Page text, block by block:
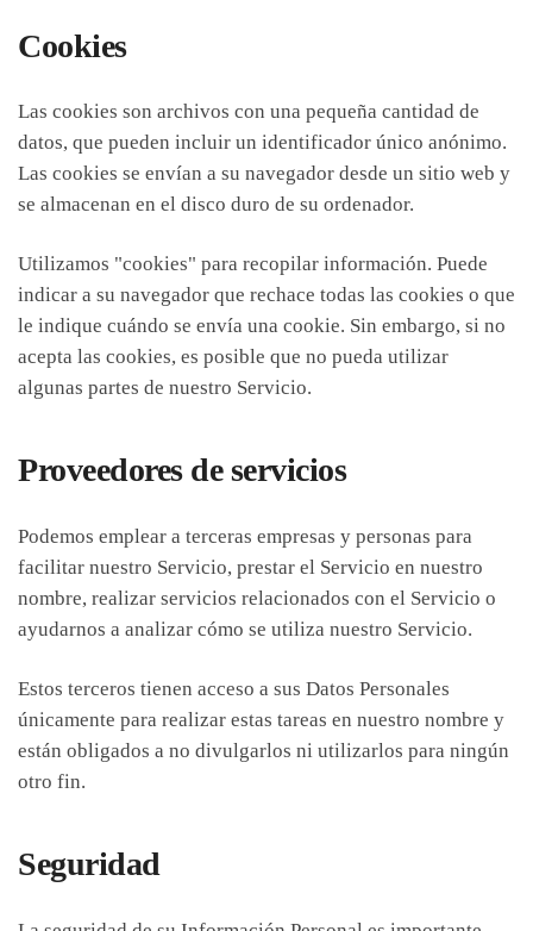
Cookies
Las cookies son archivos con una pequeña cantidad de
datos, que pueden incluir un identificador único anónimo.
Las cookies se envían a su navegador desde un sitio web y
se almacenan en el disco duro de su ordenador.
Utilizamos "cookies" para recopilar información. Puede
indicar a su navegador que rechace todas las cookies o que
le indique cuándo se envía una cookie. Sin embargo, si no
acepta las cookies, es posible que no pueda utilizar
algunas partes de nuestro Servicio.
Proveedores de servicios
Podemos emplear a terceras empresas y personas para
facilitar nuestro Servicio, prestar el Servicio en nuestro
nombre, realizar servicios relacionados con el Servicio o
ayudarnos a analizar cómo se utiliza nuestro Servicio.
Estos terceros tienen acceso a sus Datos Personales
únicamente para realizar estas tareas en nuestro nombre y
están obligados a no divulgarlos ni utilizarlos para ningún
otro fin.
Seguridad